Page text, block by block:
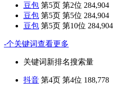
豆包 第5页 第2位 284,904
豆包 第5页 第5位 284,904
豆包 第5页 第10位 284,904
-个关键词查看更多
关键词新排名搜索量
抖音 第4页 第4位 188,778